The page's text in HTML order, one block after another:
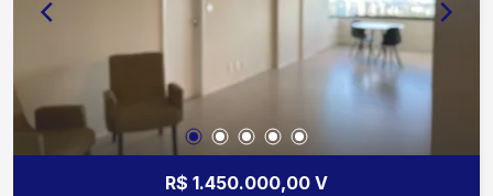
R$ 1.450.000,00 V